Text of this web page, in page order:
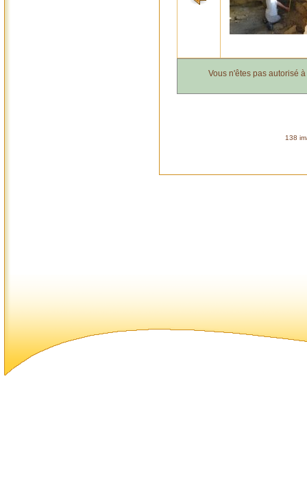
Vous n'êtes pas autorisé
138